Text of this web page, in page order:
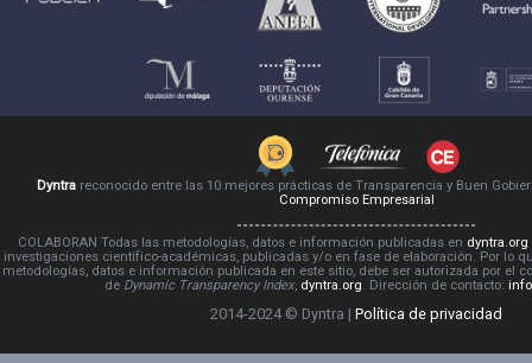
Dyntrareconocido entre las 10 mejores prácticas de Transparencia y Buen
Compromiso Empresarial
COLABORAN Todas las metodologías, datos e información publicadas en dyntra.org
investigaciones científico-académicas, publicadas y/o en fase de elaboración. Por lo
metodologías, datos e información publicada en este sitio, debe ser autorizada por el
de Dynamic Transparency Index, dyntra.org. Dirección de contacto:
2014-2024 © Dyntra | Política de privacidad